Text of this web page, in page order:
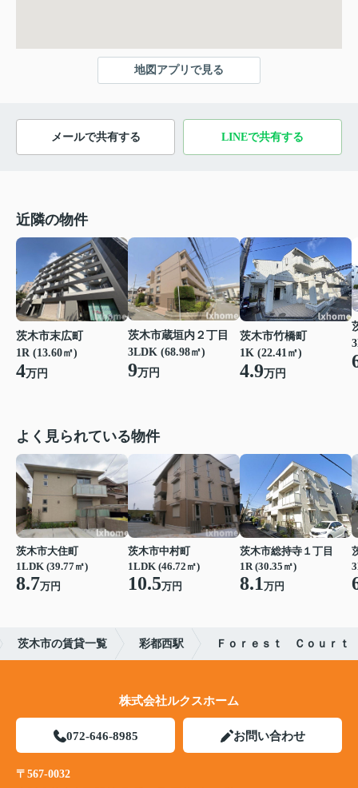
地図アプリで見る
メールで共有する LINEで共有する
近隣の物件
茨木市末広町
1R (13.60㎡)
4万円
茨木市蔵垣内２丁目
3LDK (68.98㎡)
9万円
茨木市竹橋町
1K (22.41㎡)
4.9万円
よく見られている物件
茨木市大住町
1LDK (39.77㎡)
8.7万円
茨木市中村町
1LDK (46.72㎡)
10.5万円
茨木市総持寺１丁目
1R (30.35㎡)
8.1万円
茨木市の賃貸一覧 彩都西駅 Ｆｏｒｅｓｔ Ｃｏｕｒｔ
株式会社ルクスホーム
072-646-8985 お問い合わせ
〒567-0032